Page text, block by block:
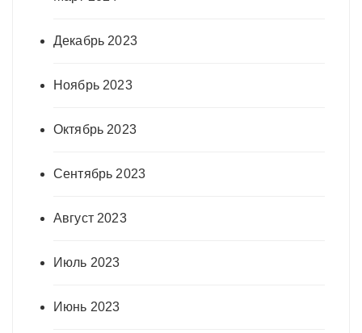
Декабрь 2023
Ноябрь 2023
Октябрь 2023
Сентябрь 2023
Август 2023
Июль 2023
Июнь 2023